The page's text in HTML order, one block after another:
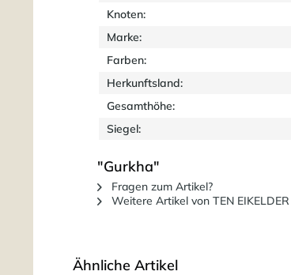
Knoten:
Marke:
Farben:
Herkunftsland:
Gesamthöhe:
Siegel:
"Gurkha"
Fragen zum Artikel?
Weitere Artikel von TEN EIKELDER
Ähnliche Artikel